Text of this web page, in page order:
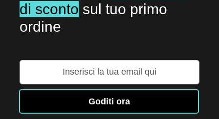
di sconto sul tuo primo
ordine
nostra
Goditi ora